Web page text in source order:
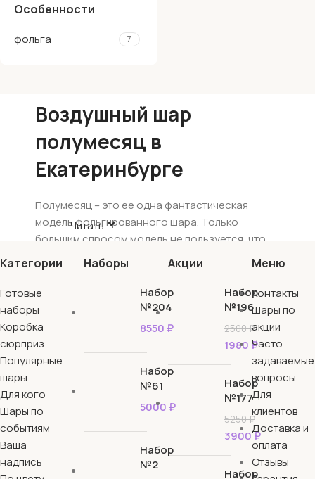
Особенности
фольга 7
Воздушный шар
полумесяц в
Екатеринбурге
Полумесяц – это ее одна фантастическая
модель фольгированного шара. Только
большим спросом модель не пользуется, что
очень не понятно. Фольгированный полумесяц
также красочно и эффектно украсит праздник,
как фигуры звезд и сердец. Поверьте,
привлекательная модель шара полумесяца
станет не только интересным наполнением для
поздравительного сета, но и весьма
оригинальной деталью декора Его можно
вручить на любой тематический праздник, к
тому же он не имеет возрастного и полового
ограничения.
У нас в каталоге Вы сможете найти
Читать
Категории
Готовые
наборы
Коробка
сюрприз
Популярные
шары
Для кого
Шары по
событиям
Ваша
надпись
Наборы
Набор
№204
8550 ₽
Набор
№61
5000 ₽
Набор
№2
Акции
Набор
№196
2500₽
1980 ₽
Набор
№177
5250₽
3900₽
Набор
Меню
Контакты
Шары по
акции
Часто
задаваемые
вопросы
Для
клиентов
Доставка и
оплата
Отзывы